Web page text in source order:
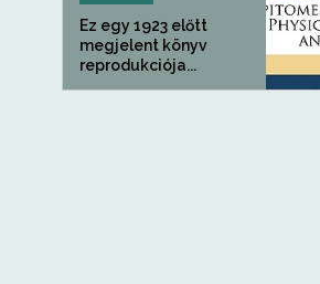
Ez egy 1923 előtt
megjelent könyv
reprodukciója...